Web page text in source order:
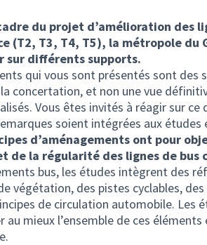
du projet d’amélioration des
(T2, T3, T4, T5), la métropole du
sur différents supports.
qui vous sont présentés sont des
concertation, et non une vue
Vous êtes invités à réagir sur ce
soient intégrées aux études
d’aménagements ont pour
de la régularité des lignes de bus
bus, les études intègrent des
végétation, des pistes cyclables,
de circulation automobile. Les
au mieux l’ensemble de ces